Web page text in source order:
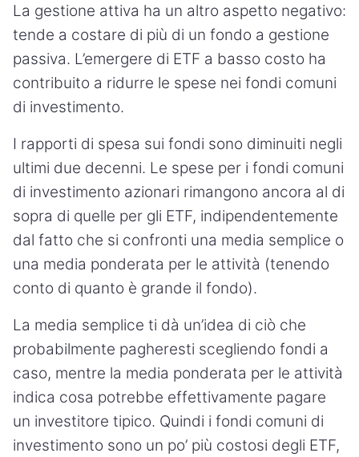
La gestione attiva ha un altro aspetto negativo:
tende a costare di più di un fondo a gestione
passiva. L’emergere di ETF a basso costo ha
contribuito a ridurre le spese nei fondi comuni
di investimento.
I rapporti di spesa sui fondi sono diminuiti negli
ultimi due decenni. Le spese per i fondi comuni
di investimento azionari rimangono ancora al di
sopra di quelle per gli ETF, indipendentemente
dal fatto che si confronti una media semplice o
una media ponderata per le attività (tenendo
conto di quanto è grande il fondo).
La media semplice ti dà un’idea di ciò che
probabilmente pagheresti scegliendo fondi a
caso, mentre la media ponderata per le attività
indica cosa potrebbe effettivamente pagare
un investitore tipico. Quindi i fondi comuni di
investimento sono un po’ più costosi degli ETF,